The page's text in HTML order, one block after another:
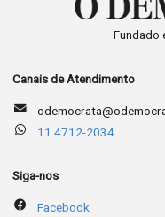
Fundado
Canais de Atendimento
11 4712-2034
Siga-nos
Facebook